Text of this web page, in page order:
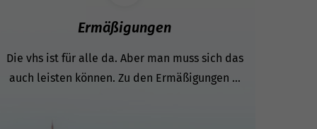
Ermäßigungen
Die vhs ist für alle da. Aber man muss sich das
auch leisten können. Zu den Ermäßigungen ...